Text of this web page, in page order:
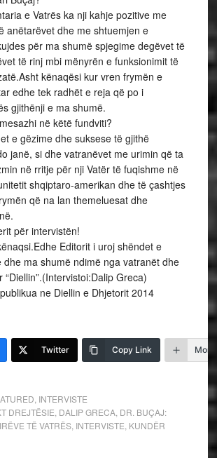
e Vatrës ka nji kahje pozitive me
anëtarëvet dhe me shtuemjen e
për ma shumë spjegime degëvet të
të rinj mbi mënyrën e funksionimit të
kënaqësi kur vren frymën e
edhe tek radhët e reja që po i
gjithënji e ma shumë.
në këtë fundviti?
e gëzime dhe suksese të gjithë
janë, si dhe vatranëvet me urimin që ta
në rritje për nji Vatër të fuqishme në
shqiptaro-amerikan dhe të çashtjes
që na lan themeluesat dhe
për intervistën!
Editorit i uroj shëndet e
dhe ma shumë ndimë nga vatranët dhe
“Diellin”.(Intervistoi:Dalip Greca)
ne Diellin e Dhjetorit 2014
Twitter Copy Link More
INTERVISTE
DREJTËSIE DALIP GRECA, DR. BUÇAJ:
TË VATRËS, INTERVISTE KUNDËR